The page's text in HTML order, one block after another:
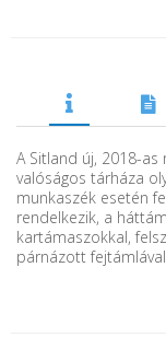
A Sitland új, 2018-
valóságos tárháza
munkaszék esetén
rendelkezik, a
kartámaszokkal,
párnázott